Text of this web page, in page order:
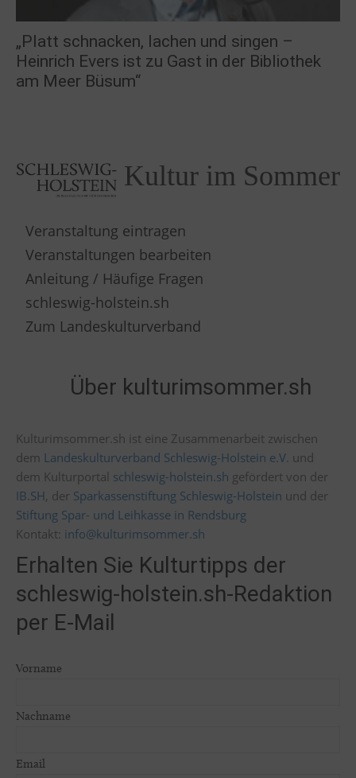
„Platt schnacken, lachen und singen –
Heinrich Evers ist zu Gast in der Bibliothek
am Meer Büsum“
Kultur im Sommer
Veranstaltung eintragen
Veranstaltungen bearbeiten
Anleitung / Häufige Fragen
schleswig-holstein.sh
Zum Landeskulturverband
Über kulturimsommer.sh
Kulturimsommer.sh ist eine Zusammenarbeit zwischen
dem Landeskulturverband Schleswig-Holstein e.V. und
dem Kulturportal schleswig-holstein.sh gefördert von der
IB.SH, der Sparkassenstiftung Schleswig-Holstein und der
Stiftung Spar- und Leihkasse in Rendsburg
Kontakt: info@kulturimsommer.sh
Erhalten Sie Kulturtipps der
schleswig-holstein.sh-Redaktion
per E-Mail
Vorname
Nachname
Email